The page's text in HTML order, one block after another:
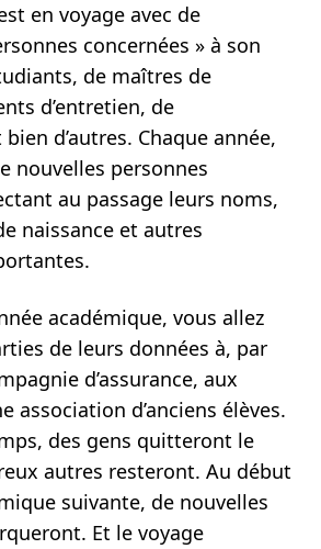
en voyage avec de
concernées » à son
de maîtres de
d’entretien, de
d’autres. Chaque année,
nouvelles personnes
au passage leurs noms,
naissance et autres
académique, vous allez
de leurs données à, par
d’assurance, aux
association d’anciens élèves.
des gens quitteront le
autres resteront. Au début
suivante, de nouvelles
Et le voyage